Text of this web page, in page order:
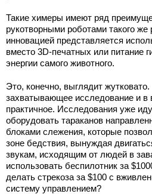
Такие химеры имеют ряд
рукотворными роботами такого
инновацией представляется
вместо 3D-печатных или питание
энергии самого животного.
Это, конечно, выглядит
захватывающее исследование и в
практичное. Исследования уже
оборудовать тараканов
блоками слежения, которые
зоне бедствия, вынуждая
звукам, исходящим от людей в
использовать беспилотник за
делать стрекоза за $100 с
систему управлением?